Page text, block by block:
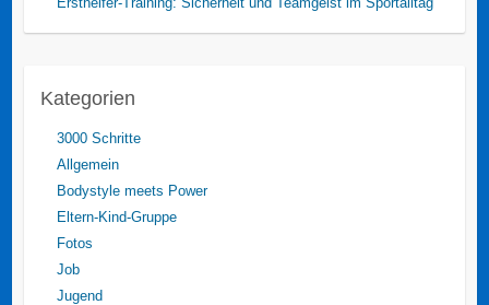
Kategorien
3000 Schritte
Allgemein
Bodystyle meets Power
Eltern-Kind-Gruppe
Fotos
Job
Jugend